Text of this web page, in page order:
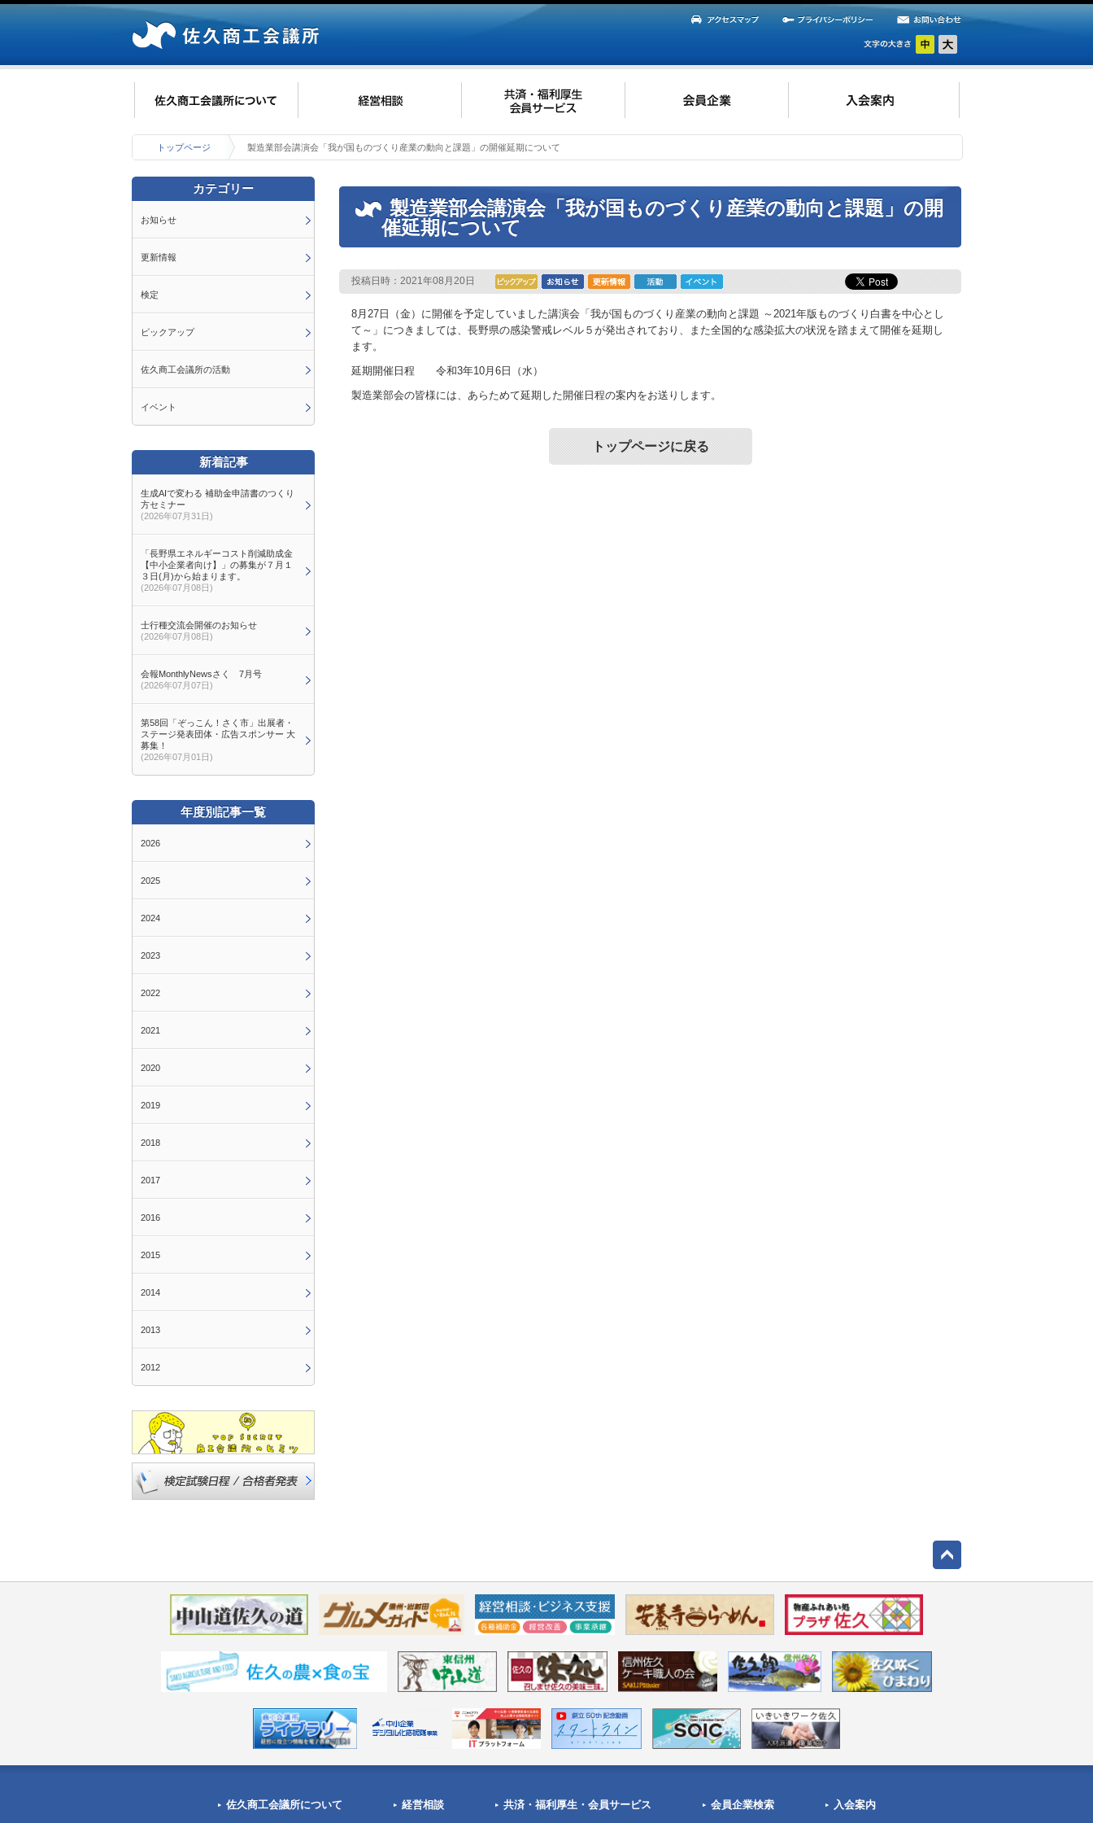
トップページ 製造業部会講演会「我が国ものづくり産業の動向と課題」の開催延期について
製造業部会講演会「我が国ものづくり産業の動向と課題」の開
催延期について
投稿日時：2021年08月20日
8月27日（金）に開催を予定していました講演会「我が国ものづくり産業の動向と課題 ～2021年版ものづくり白書を中心とし
て～」につきましては、長野県の感染警戒レベル５が発出されており、また全国的な感染拡大の状況を踏まえて開催を延期し
ます。
延期開催日程 令和3年10月6日（水）
製造業部会の皆様には、あらためて延期した開催日程の案内をお送りします。
トップページに戻る
カテゴリー
お知らせ
更新情報
検定
ピックアップ
佐久商工会議所の活動
イベント
新着記事
生成AIで変わる 補助金申請書のつくり
方セミナー
(2026年07月31日)
「長野県エネルギーコスト削減助成金
【中小企業者向け】」の募集が７月１
３日(月)から始まります。
(2026年07月08日)
士行種交流会開催のお知らせ
(2026年07月08日)
会報MonthlyNewsさく 7月号
(2026年07月07日)
第58回「ぞっこん！さく市」出展者・
ステージ発表団体・広告スポンサー 大
募集！
(2026年07月01日)
年度別記事一覧
2026
2025
2024
2023
2022
2021
2020
2019
2018
2017
2016
2015
2014
2013
2012
佐久商工会議所について 経営相談 共済・福利厚生・会員サービス 会員企業検索 入会案内